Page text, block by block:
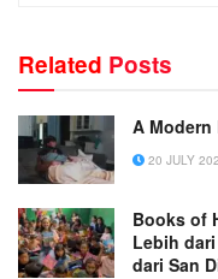
Related Posts
A
20 JULY
Books of
Lebih
dari San